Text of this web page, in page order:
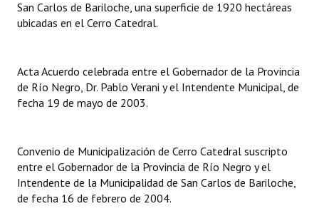
Resoluciones de Presidencia
Antiguos Pobladores
Noticias Destacadas
Datos Históricos
Premio al Mérito - Registro
San Carlos de Bariloche, una superficie de 1920 hectáreas
ubicadas en el Cerro Catedral.
Acta Acuerdo celebrada entre el Gobernador de la Provincia
de Río Negro, Dr. Pablo Verani y el Intendente Municipal, de
fecha 19 de mayo de 2003.
Convenio de Municipalización de Cerro Catedral suscripto
entre el Gobernador de la Provincia de Río Negro y el
Intendente de la Municipalidad de San Carlos de Bariloche,
de fecha 16 de febrero de 2004.